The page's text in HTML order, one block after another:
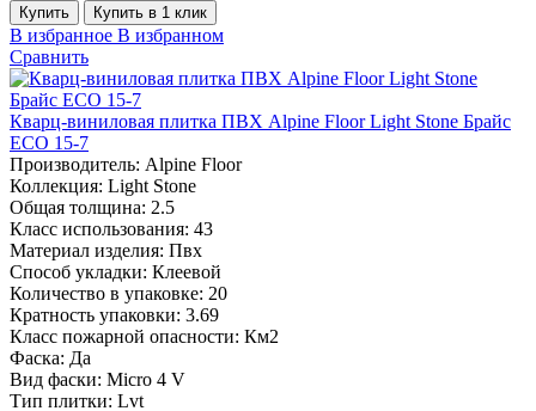
Купить Купить в 1 клик
В избранное В избранном
Сравнить
Кварц-виниловая плитка ПВХ Alpine Floor Light Stone Брайс
ECO 15-7
Производитель: Alpine Floor
Коллекция: Light Stone
Общая толщина: 2.5
Класс использования: 43
Материал изделия: Пвх
Способ укладки: Клеевой
Количество в упаковке: 20
Кратность упаковки: 3.69
Класс пожарной опасности: Км2
Фаска: Да
Вид фаски: Micro 4 V
Тип плитки: Lvt